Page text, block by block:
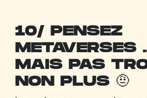
10/ PENSEZ
METAVERSES
MAIS PAS
NON PLUS 🤨